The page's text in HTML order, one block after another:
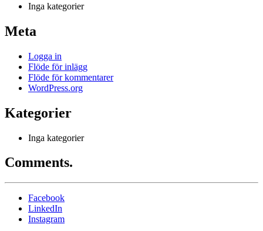
Inga kategorier
Meta
Logga in
Flöde för inlägg
Flöde för kommentarer
WordPress.org
Kategorier
Inga kategorier
Comments.
Facebook
LinkedIn
Instagram